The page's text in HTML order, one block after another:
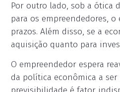
Por outro lado, sob a ótica
para os empreendedores,
prazos. Além disso, se a
aquisição quanto para
O empreendedor espera
da política econômica a